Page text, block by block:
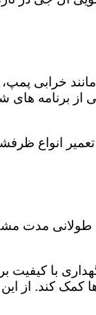
خرابی
برنامه های
انواع
مدت
با کیفیت
کمک کند. از